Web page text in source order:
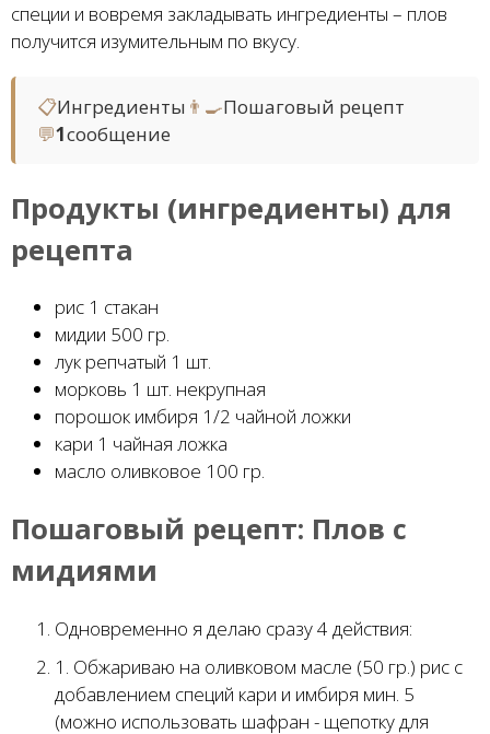
специи и вовремя закладывать ингредиенты – плов
получится изумительным по вкусу.
📋Ингредиенты 👨‍🍳Пошаговый рецепт
💬1сообщение
Продукты (ингредиенты) для
рецепта
рис 1 стакан
мидии 500 гр.
лук репчатый 1 шт.
морковь 1 шт. некрупная
порошок имбиря 1/2 чайной ложки
кари 1 чайная ложка
масло оливковое 100 гр.
Пошаговый рецепт: Плов с
мидиями
Одновременно я делаю сразу 4 действия:
1. Обжариваю на оливковом масле (50 гр.) рис с
добавлением специй кари и имбиря мин. 5
(можно использовать шафран - щепотку для